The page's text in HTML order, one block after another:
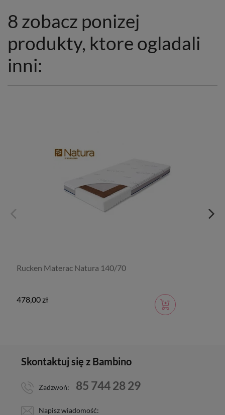
8 zobacz ponizej
produkty, ktore ogladali
inni:
Rucken Materac Natura 140/70
478,00 zł
Skontaktuj się z Bambino
Zadzwoń: 85 744 28 29
Napisz wiadomość: